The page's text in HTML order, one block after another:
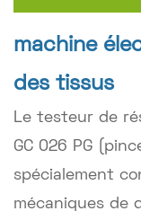
machine
des tissus
Le testeur de
GC 026 PG
spécialement
mécaniques de